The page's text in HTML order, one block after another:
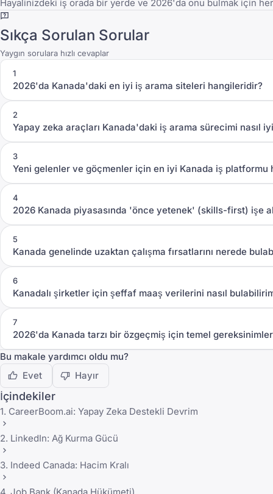
Hayalinizdeki iş orada bir yerde ve 2026'da onu bulmak için
Sıkça Sorulan Sorular
Yaygın sorulara hızlı cevaplar
1
2026'da Kanada'daki en iyi iş arama siteleri hangileridir?
2
Yapay zeka araçları Kanada'daki iş arama sürecimi nasıl
3
Yeni gelenler ve göçmenler için en iyi Kanada iş platformu
4
2026 Kanada piyasasında 'önce yetenek' (skills-first) işe
5
Kanada genelinde uzaktan çalışma fırsatlarını nerede
6
Kanadalı şirketler için şeffaf maaş verilerini nasıl
7
2026'da Kanada tarzı bir özgeçmiş için temel
Bu makale yardımcı oldu mu?
Evet
Hayır
İçindekiler
1. CareerBoom.ai: Yapay Zeka Destekli Devrim
2. LinkedIn: Ağ Kurma Gücü
3. Indeed Canada: Hacim Kralı